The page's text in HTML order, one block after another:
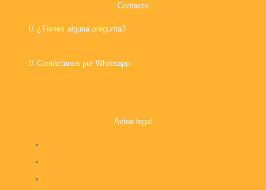
Contacto
¿Tienes alguna pregunta?
Contáctanos por Whatsapp:
Aviso legal